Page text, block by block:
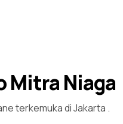
Mitra Niaga
terkemuka di Jakarta .